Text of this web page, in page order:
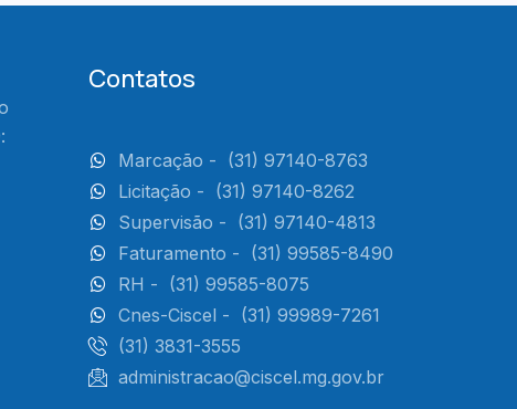
Contatos
Marcação - (31) 97140-8763
Licitação - (31) 97140-8262
Supervisão - (31) 97140-4813
Faturamento - (31) 99585-8490
RH - (31) 99585-8075
Cnes-Ciscel - (31) 99989-7261
(31) 3831-3555
administracao@ciscel.mg.gov.br